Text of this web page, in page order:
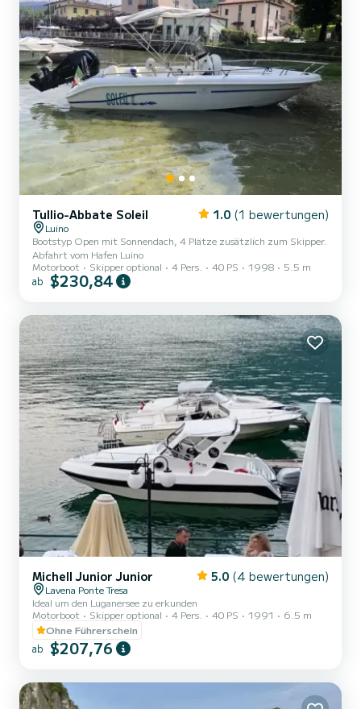
Tullio-Abbate Soleil 1.0 (1 bewertungen)
Luino
Bootstyp Open mit Sonnendach, 4 Plätze zusätzlich zum Skipper.
Abfahrt vom Hafen Luino
Motorboot
Skipper optional 4 Pers. 40 PS 1998 5.5 m
ab $230,84
Michell Junior Junior 5.0 (4 bewertungen)
Lavena Ponte Tresa
Ideal um den Luganersee zu erkunden
Motorboot
Skipper optional 4 Pers. 40 PS 1991
6.5 m
Ohne Führerschein
ab $207,76